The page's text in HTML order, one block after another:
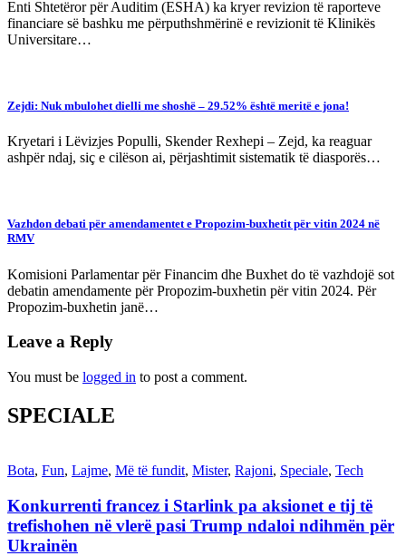
Enti Shtetëror për Auditim (ESHA) ka kryer revizion të raporteve
financiare së bashku me përputhshmërinë e revizionit të Klinikës
Universitare…
Zejdi: Nuk mbulohet dielli me shoshë – 29.52% është meritë e jona!
Kryetari i Lëvizjes Populli, Skender Rexhepi – Zejd, ka reaguar
ashpër ndaj, siç e cilëson ai, përjashtimit sistematik të diasporës…
Vazhdon debati për amendamentet e Propozim-buxhetit për vitin 2024 në
RMV
Komisioni Parlamentar për Financim dhe Buxhet do të vazhdojë sot
debatin amendamente për Propozim-buxhetin për vitin 2024. Për
Propozim-buxhetin janë…
Leave a Reply
You must be logged in to post a comment.
SPECIALE
Bota, Fun, Lajme, Më të fundit, Mister, Rajoni, Speciale, Tech
Konkurrenti francez i Starlink pa aksionet e tij të
trefishohen në vlerë pasi Trump ndaloi ndihmën për
Ukrainën